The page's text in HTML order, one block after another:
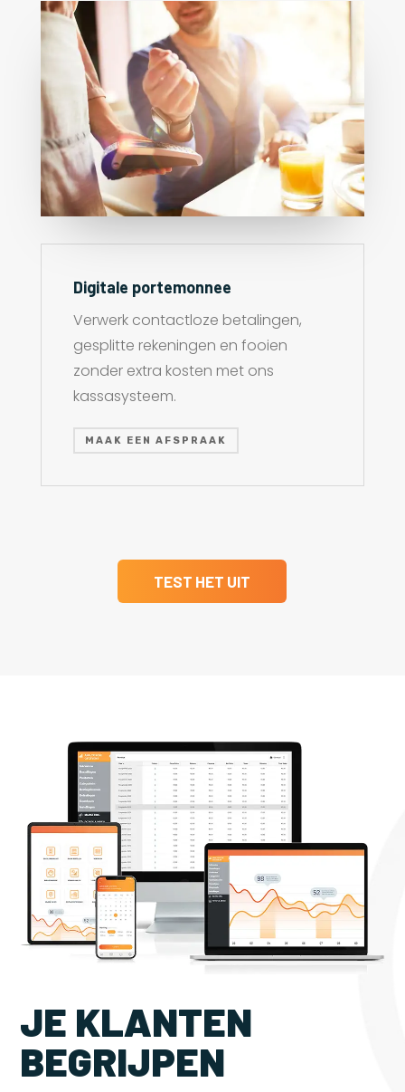
Digitale portemonnee
Verwerk contactloze betalingen,
gesplitte rekeningen en fooien
zonder extra kosten met ons
kassasysteem.
MAAK EEN AFSPRAAK
TEST HET UIT
JE KLANTEN
BEGRIJPEN